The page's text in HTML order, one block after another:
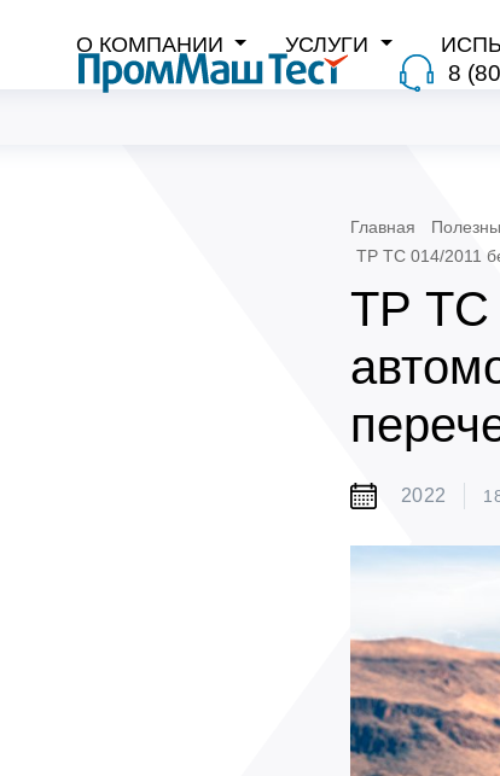
8
О КОМПАНИИ УСЛУГИ
Главная
ТР ТС 014/2011
ТР ТС
2022